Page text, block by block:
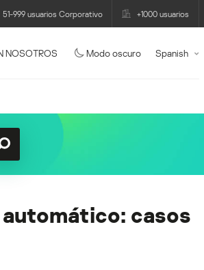
51-999 usuarios Corporativo +1000 usuarios
NOSOTROS Modo oscuro Spanish
casos